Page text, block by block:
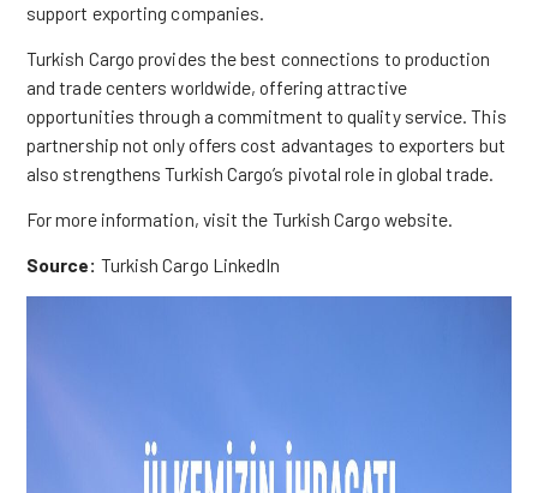
support exporting companies.
Turkish Cargo provides the best connections to production
and trade centers worldwide, offering attractive
opportunities through a commitment to quality service. This
partnership not only offers cost advantages to exporters but
also strengthens Turkish Cargo’s pivotal role in global trade.
For more information, visit the Turkish Cargo website.
Source: Turkish Cargo LinkedIn